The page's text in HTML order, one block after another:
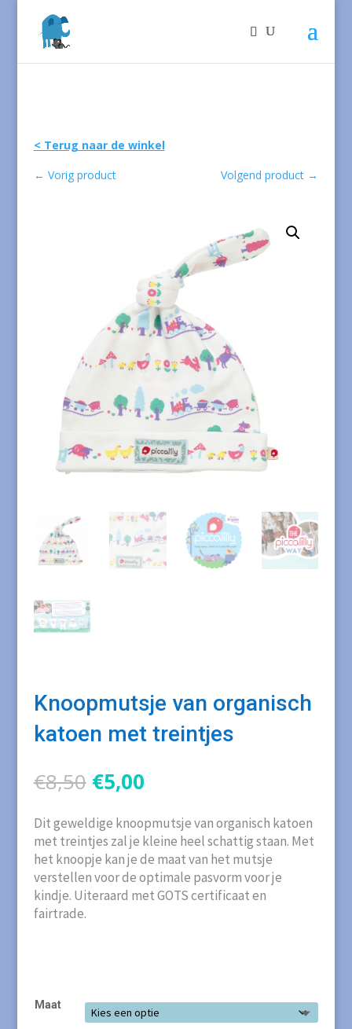
< Terug naar de winkel
← Vorig product Volgend product →
Knoopmutsje van organisch
katoen met treintjes
€8,50 Oorspronkelijke
prijs
was:
€8,50.
€5,00Huidige
is:
€5,00.
Dit geweldige knoopmutsje van organisch katoen
met treintjes zal je kleine heel schattig staan. Met
het knoopje kan je de maat van het mutsje
verstellen voor de optimale pasvorm voor je
kindje. Uiteraard met GOTS certificaat en
fairtrade.
Maat